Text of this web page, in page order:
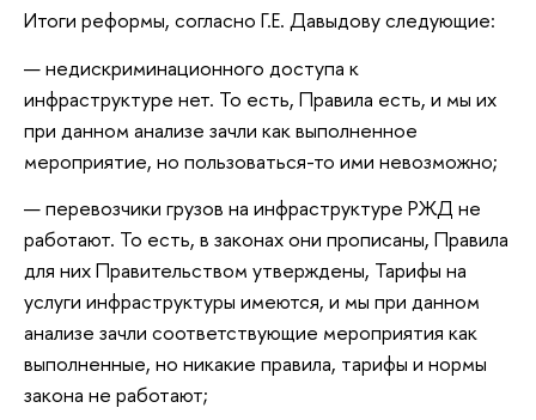
Итоги реформы, согласно Г.Е. Давыдову следующие:
недискриминационного доступа к
инфраструктуре нет. То есть, Правила есть, и мы их
при данном анализе зачли как выполненное
мероприятие, но пользоваться-то ими невозможно;
перевозчики грузов на инфраструктуре РЖД не
работают. То есть, в законах они прописаны, Правила
для них Правительством утверждены, Тарифы на
услуги инфраструктуры имеются, и мы при данном
анализе зачли соответствующие мероприятия как
выполненные, но никакие правила, тарифы и нормы
закона не работают;